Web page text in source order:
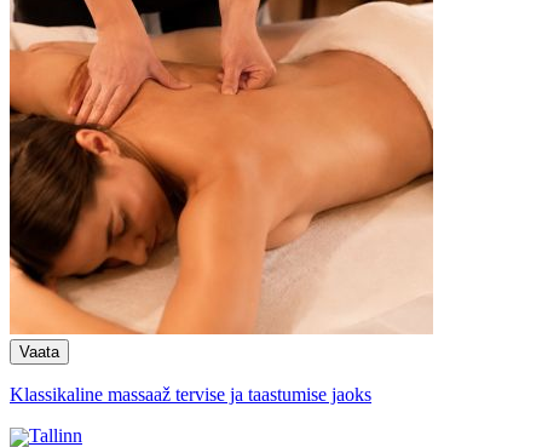
Klassikaline massaaž tervise ja taastumise jaoks
Tallinn